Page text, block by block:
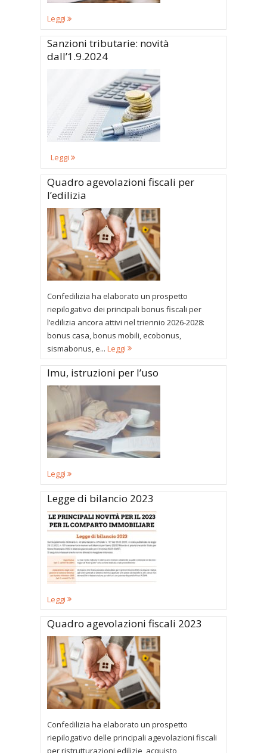
Leggi
Sanzioni tributarie: novità
dall’1.9.2024
Leggi
Quadro agevolazioni fiscali per
l’edilizia
Confedilizia ha elaborato un prospetto
riepilogativo dei principali bonus fiscali per
l’edilizia ancora attivi nel triennio 2026-2028:
bonus casa, bonus mobili, ecobonus,
sismabonus, e... Leggi
Imu, istruzioni per l’uso
Leggi
Legge di bilancio 2023
Leggi
Quadro agevolazioni fiscali 2023
Confedilizia ha elaborato un prospetto
riepilogativo delle principali agevolazioni fiscali
per ristrutturazioni edilizie, acquisto